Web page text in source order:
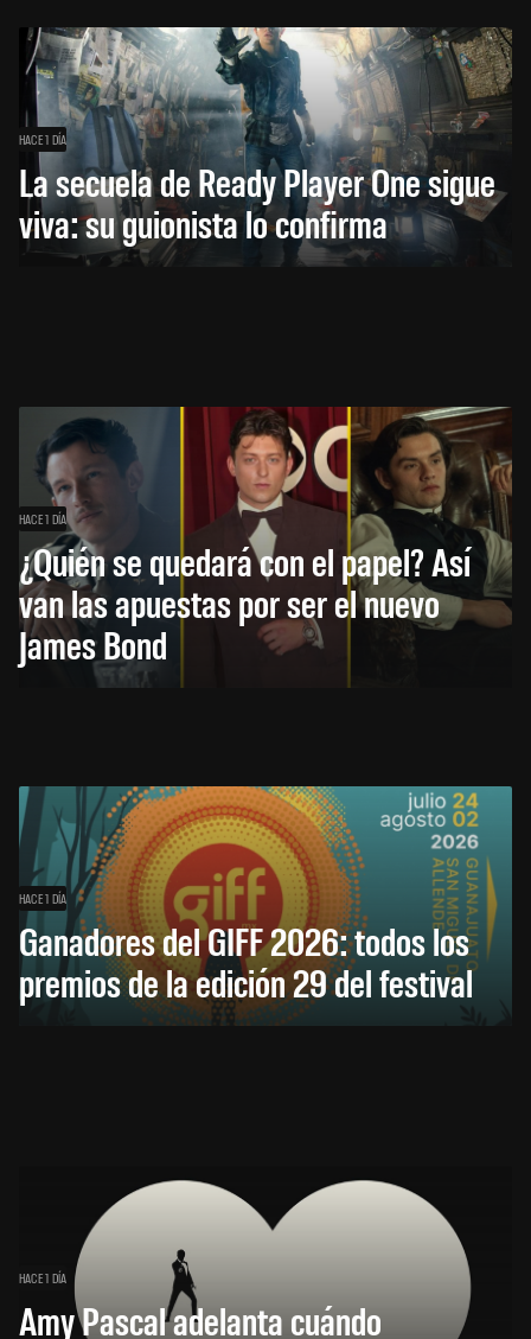
HACE 1 DÍA
La secuela de Ready Player One sigue
viva: su guionista lo confirma
HACE 1 DÍA
¿Quién se quedará con el papel? Así
van las apuestas por ser el nuevo
James Bond
HACE 1 DÍA
Ganadores del GIFF 2026: todos los
premios de la edición 29 del festival
HACE 1 DÍA
Amy Pascal adelanta cuándo